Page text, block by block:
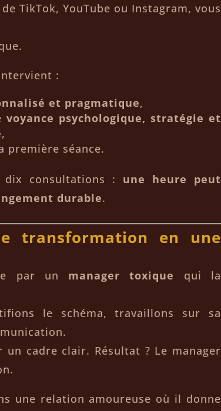
TikTok, YouTube ou Instagram, vous
:
et pragmatique,
voyance psychologique, stratégie et
,
première séance.
dix consultations : une heure peut
durable.
transformation en une
par un manager toxique
qui la
le schéma, travaillons sur sa
un cadre clair. Résultat ? Le manager
une relation amoureuse où il donne